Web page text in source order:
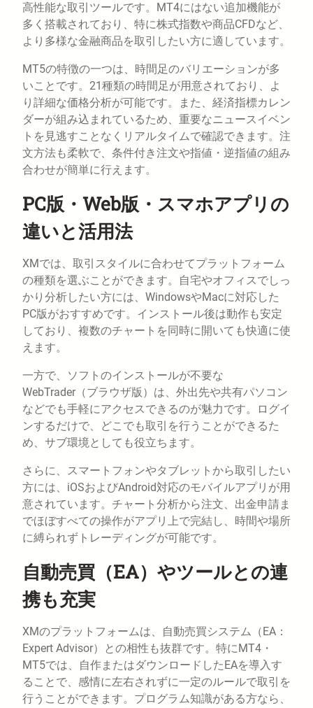
高性能な取引ツールです。MT4にはない追加機能が
多く搭載されており、特に株式指数や商品CFDなど、
より多様な金融商品を取引したい方に適しています。
MT5の特徴の一つは、時間足のバリエーションが多
いことです。21種類の時間足が用意されており、よ
り詳細な価格分析が可能です。また、経済指標カレン
ダーが組み込まれているため、重要なニュースイベン
トを見逃すことなくリアルタイムで確認できます。注
文方法も柔軟で、条件付き注文や指値・逆指値の組み
合わせが簡単に行えます。
PC版・Web版・スマホアプリの
違いと活用法
XMでは、取引スタイルに合わせてプラットフォーム
の種類を選ぶことができます。自宅やオフィスでしっ
かり分析したい方には、WindowsやMacに対応した
PC版がおすすめです。インストール後は動作も安定
しており、複数のチャートを同時に開いても快適に使
えます。
一方で、ソフトのインストールが不要な
WebTrader（ブラウザ版）は、外出先や共有パソコン
などでも手軽にアクセスできるのが魅力です。ログイ
ンするだけで、どこでも取引を行うことができるた
め、サブ環境としても役立ちます。
さらに、スマートフォンやタブレットから取引したい
方には、iOSおよびAndroid対応のモバイルアプリが用
意されています。チャート分析から注文、出金申請ま
でほぼすべての操作がアプリ上で完結し、時間や場所
に縛られずトレーディングが可能です。
自動売買（EA）やツールとの連
携も充実
XMのプラットフォームは、自動売買システム（EA：
Expert Advisor）との相性も抜群です。特にMT4・
MT5では、自作またはダウンロードしたEAを導入す
ることで、感情に左右されずに一定のルールで取引を
行うことができます。プログラム知識がある方なら、